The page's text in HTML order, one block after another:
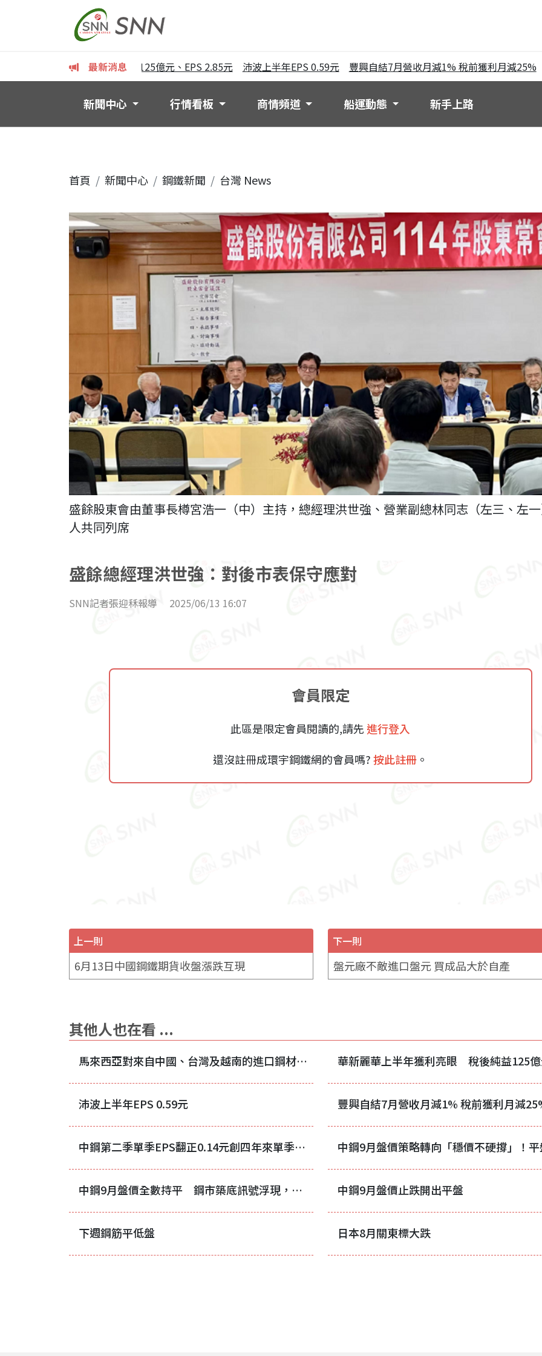
最新消息
半年獲利亮眼 稅後純益125億元、EPS 2.85元 沛波上半年EPS 0.59元 豐興自結7月營收月減1% 稅前獲利月減25% 中
新聞中心 行情看板 商情頻道 船運動態 新手上路
首頁 新聞中心 鋼鐵新聞 台灣 News
盛餘股東會由董事長樽宮浩一（中）主持，總經理洪世強、營業副總林同志（左三、左
人共同列席
盛餘總經理洪世強：對後市表保守應對
SNN記者張迎秝報導 2025/06/13 16:07
會員限定
此區是限定會員閱讀的,請先 進行登入
還沒註冊成環宇鋼鐵網的會員嗎?按此註冊 。
上一則
6月13日中國鋼鐵期貨收盤漲跌互現
下一則
盤元廠不敵進口盤元 買成品大於自產
其他人也在看 ...
馬來西亞對來自中國、台灣及越南的進口鋼材發起反傾銷調查
沛波上半年EPS 0.59元 豐興自結7月營收月減1% 稅前獲利月減
中鋼第二季單季EPS翻正0.14元創四年來單季最高 唯上半年仍陷虧損
中鋼9月盤價全數持平 鋼市築底訊號浮現，靜待下游補庫存啟動 中鋼9月盤價止跌開出平盤
下週鋼筋平低盤 日本8月關東標大跌